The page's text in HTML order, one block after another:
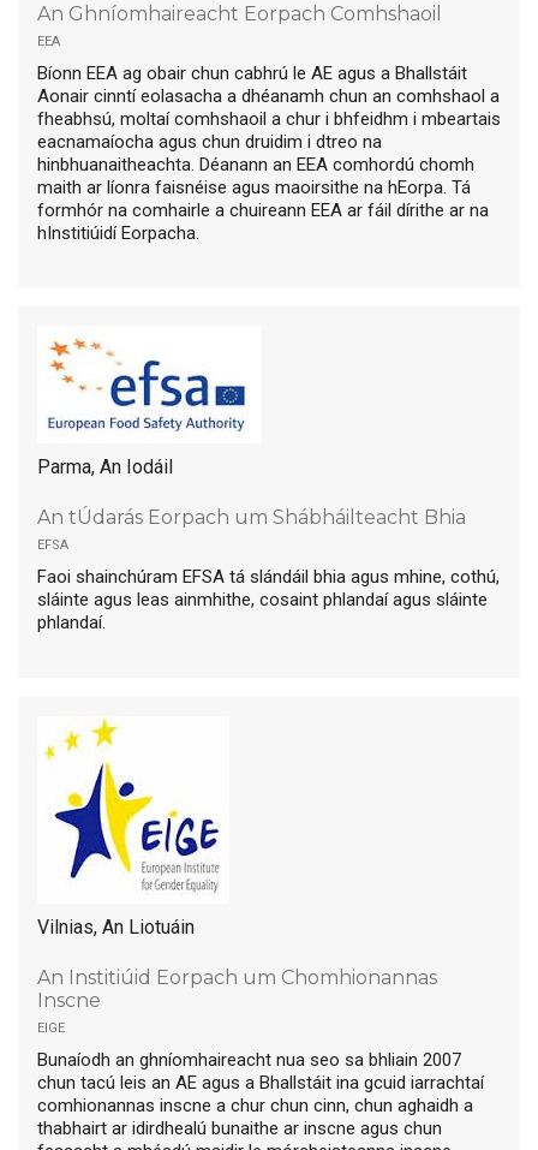
An Ghníomhaireacht Eorpach Comhshaoil
eea
Bíonn EEA ag obair chun cabhrú le AE agus a Bhallstáit
Aonair cinntí eolasacha a dhéanamh chun an comhshaol a
fheabhsú, moltaí comhshaoil a chur i bhfeidhm i mbeartais
eacnamaíocha agus chun druidim i dtreo na
hinbhuanaitheachta. Déanann an EEA comhordú chomh
maith ar líonra faisnéise agus maoirsithe na hEorpa. Tá
formhór na comhairle a chuireann EEA ar fáil dírithe ar na
hInstitiúidí Eorpacha.
Parma, An Iodáil
An tÚdarás Eorpach um Shábháilteacht Bhia
efsa
Faoi shainchúram EFSA tá slándáil bhia agus mhine, cothú,
sláinte agus leas ainmhithe, cosaint phlandaí agus sláinte
phlandaí.
Vilnias, An Liotuáin
An Institiúid Eorpach um Chomhionannas
Inscne
eige
Bunaíodh an ghníomhaireacht nua seo sa bhliain 2007
chun tacú leis an AE agus a Bhallstáit ina gcuid iarrachtaí
comhionannas inscne a chur chun cinn, chun aghaidh a
thabhairt ar idirdhealú bunaithe ar inscne agus chun